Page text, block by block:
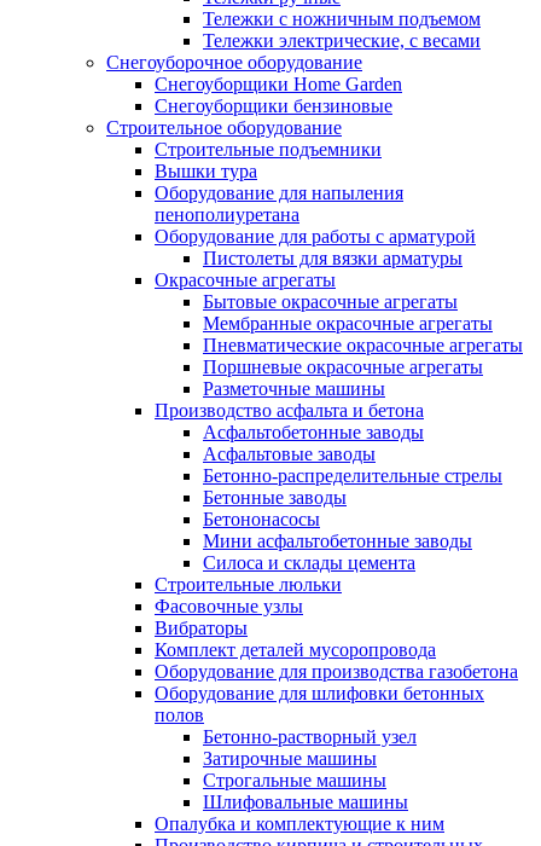
Тележки с ножничным подъемом
Тележки электрические, с весами
Снегоуборочное оборудование
Снегоуборщики Home Garden
Снегоуборщики бензиновые
Строительное оборудование
Cтроительные подъемники
Вышки тура
Оборудование для напыления
пенополиуретана
Оборудование для работы с арматурой
Пистолеты для вязки арматуры
Окрасочные агрегаты
Бытовые окрасочные агрегаты
Мембранные окрасочные агрегаты
Пневматические окрасочные агрегаты
Поршневые окрасочные агрегаты
Разметочные машины
Производство асфальта и бетона
Асфальтобетонные заводы
Асфальтовые заводы
Бетонно-распределительные стрелы
Бетонные заводы
Бетононасосы
Мини асфальтобетонные заводы
Силоса и склады цемента
Строительные люльки
Фасовочные узлы
Вибраторы
Комплект деталей мусоропровода
Оборудование для производства газобетона
Оборудование для шлифовки бетонных
полов
Бетонно-растворный узел
Затирочные машины
Строгальные машины
Шлифовальные машины
Опалубка и комплектующие к ним